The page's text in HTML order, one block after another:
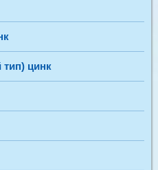
цинк
в корзину
руб